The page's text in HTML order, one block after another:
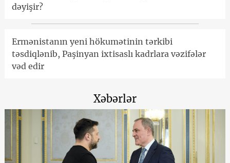
dəyişir?
Ermənistanın yeni hökumətinin tərkibi
təsdiqlənib, Paşinyan ixtisaslı kadrlara vəzifələr
vəd edir
Xəbərlər